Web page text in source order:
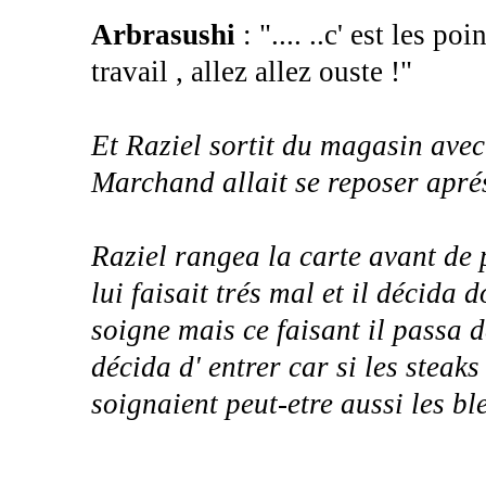
Arbrasushi : ".... ..c' est les
travail , allez allez ouste !"
Et Raziel sortit du magasin
Marchand allait se reposer
Raziel rangea la carte avant
lui faisait trés mal et il décida
soigne mais ce faisant il passa
décida d' entrer car si les
soignaient peut-etre aussi les